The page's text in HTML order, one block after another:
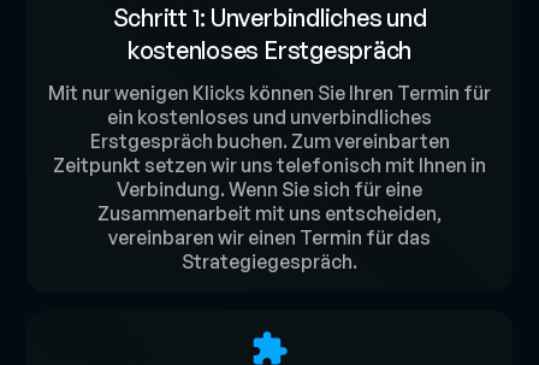
Schritt 1: Unverbindliches und
kostenloses Erstgespräch
Mit nur wenigen Klicks können Sie Ihren Termin für
ein kostenloses und unverbindliches
Erstgespräch buchen. Zum vereinbarten
Zeitpunkt setzen wir uns telefonisch mit Ihnen in
Verbindung. Wenn Sie sich für eine
Zusammenarbeit mit uns entscheiden,
vereinbaren wir einen Termin für das
Strategiegespräch.